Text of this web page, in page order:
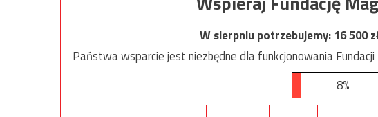
W sierpniu potrzebujemy:16 500
Państwa wsparcie jest niezbędne dla funkcjonowania
8%